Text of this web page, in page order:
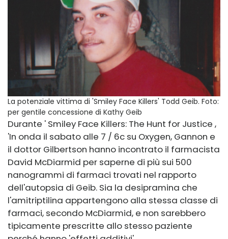
La potenziale vittima di 'Smiley Face Killers' Todd Geib. Foto:
per gentile concessione di Kathy Geib
Durante ' Smiley Face Killers: The Hunt for Justice ,
'In onda il sabato alle 7 / 6c su Oxygen, Gannon e
il dottor Gilbertson hanno incontrato il farmacista
David McDiarmid per saperne di più sui 500
nanogrammi di farmaci trovati nel rapporto
dell'autopsia di Geib. Sia la desipramina che
l'amitriptilina appartengono alla stessa classe di
farmaci, secondo McDiarmid, e non sarebbero
tipicamente prescritte allo stesso paziente